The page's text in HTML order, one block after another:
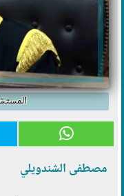
مصطفى الشندويلي